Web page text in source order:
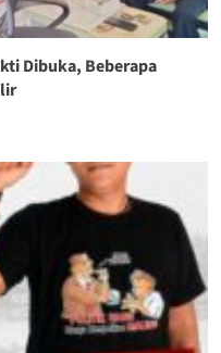
Dibuka, Beberapa